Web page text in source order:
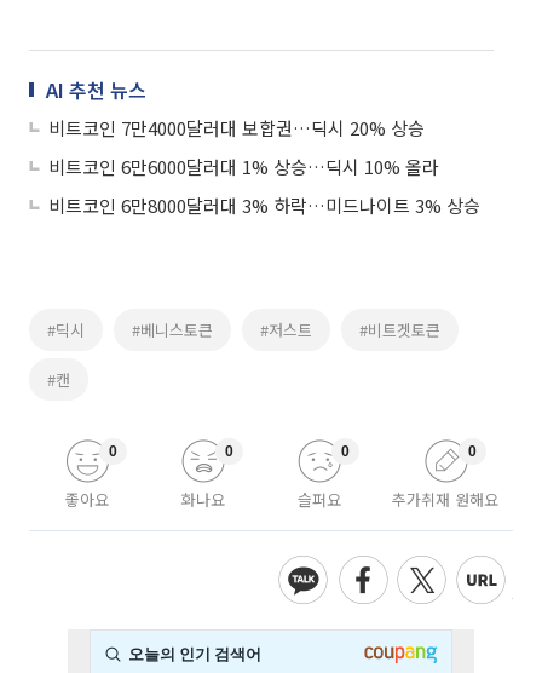
AI 추천 뉴스
비트코인 7만4000달러대 보합권…딕시 20% 상승
비트코인 6만6000달러대 1% 상승…딕시 10% 올라
비트코인 6만8000달러대 3% 하락…미드나이트 3% 상승
#딕시 #베니스토큰 #저스트 #비트겟토큰
#캔
좋아요
0
화나요
0
슬퍼요
0
추가취재 원해요
0